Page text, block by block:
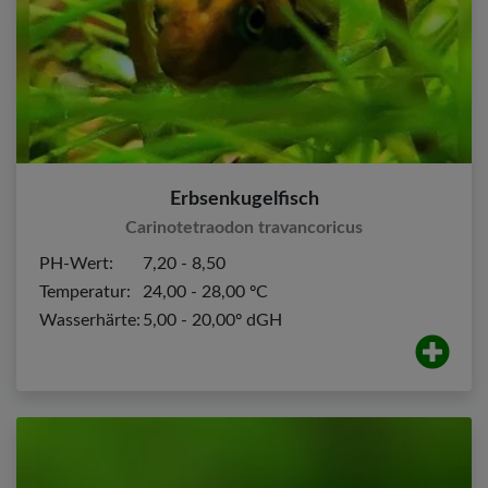
Erbsenkugelfisch
Carinotetraodon travancoricus
PH-Wert:
7,20 - 8,50
Temperatur:
24,00 - 28,00 ºC
Wasserhärte: 5,00 - 20,00º dGH